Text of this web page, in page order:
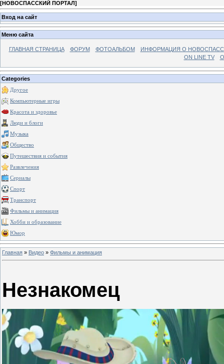
[НОВОСПАССКИЙ ПОРТАЛ]
Вход на сайт
Меню сайта
ГЛАВНАЯ СТРАНИЦА ФОРУМ ФОТОАЛЬБОМ
ИНФОРМАЦИЯ О
ON LINE TV
Categories
Другое
Компьютерные игры
Красота и здоровье
Люди и блоги
Музыка
Общество
Путешествия и события
Развлечения
Сериалы
Спорт
Транспорт
Фильмы и анимация
Хобби и образование
Юмор
Главная » Видео » Фильмы и анимация
Незнакомец